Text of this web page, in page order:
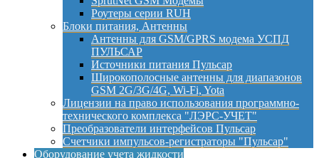
Роутеры серии RUH
Блоки питания, Антенны
Антенны для GSM/GPRS модема УСПД
ПУЛЬСАР
Источники питания Пульсар
Широкополосные антенны для диапазонов
GSM 2G/3G/4G, Wi-Fi, Yota
Лицензии на право использования программно-
технического комплекса "ЛЭРС-УЧЕТ"
Преобразователи интерфейсов Пульсар
Счетчики импульсов-регистраторы "Пульсар"
Оборудование учета жидкости